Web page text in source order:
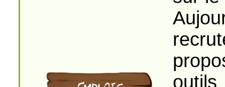
outils